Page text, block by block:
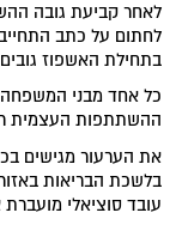
לאחר קביעת גובה
לחתום על כתב
בתחילת האשפוז
כל אחד מבני המשפחה
ההשתתפות העצמית
את הערעור מגישים
בלשכת הבריאות
עובד סוציאלי